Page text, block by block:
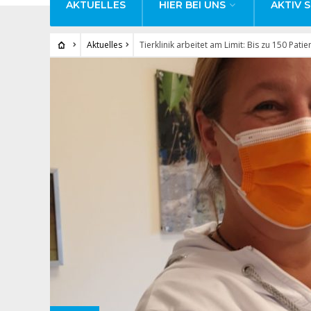
AKTUELLES HIER BEI UNS AKTIV
Aktuelles Tierklinik arbeitet am Limit: Bis zu 150